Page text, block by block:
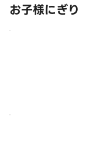
お子様にぎり